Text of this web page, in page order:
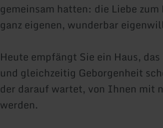
gemeinsam hatten: die Liebe
ganz eigenen, wunderbar
Heute empfängt Sie ein Haus,
und gleichzeitig Geborgenheit
der darauf wartet, von Ihnen mit
werden.